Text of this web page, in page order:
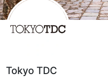
Tokyo TDC